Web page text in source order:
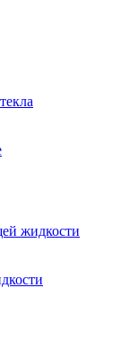
жидкости